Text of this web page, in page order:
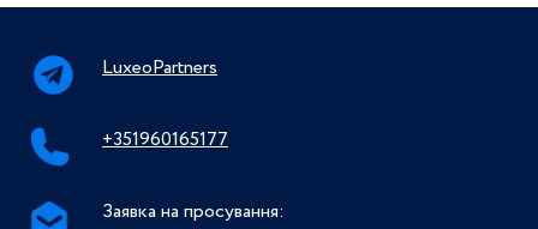
LuxeoPartners
+351960165177
Заявка на просування: